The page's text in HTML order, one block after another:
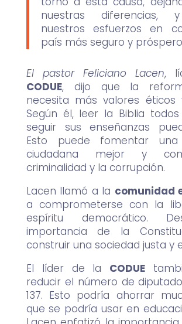
nuestras diferencias,
nuestros esfuerzos en
país más seguro y
El pastor Feliciano Lacen,
CODUE, dijo que la
necesita más valores éticos
Según él, leer la Biblia
seguir sus enseñanzas
Esto puede fomentar una
ciudadana mejor y
criminalidad y la corrupción.
Lacen llamó a la comunidad
a comprometerse con la
espíritu democrático.
importancia de la
construir una sociedad justa y
El líder de la CODUE
reducir el número de
137. Esto podría ahorrar
que se podría usar en